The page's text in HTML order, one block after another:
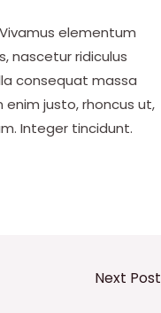
elementum
nascetur ridiculus
consequat massa
enim justo, rhoncus ut,
Integer tincidunt.
Next Post